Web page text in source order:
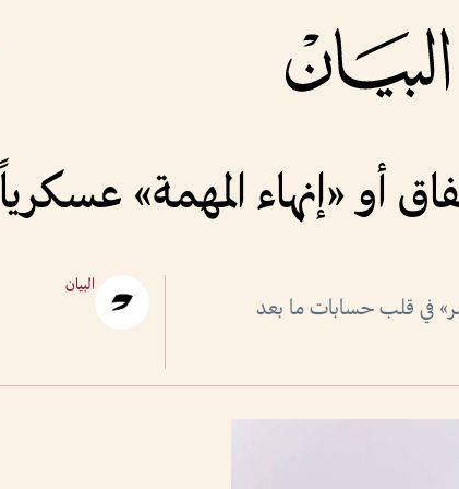
أو «إنهاء المهمة» عسكرياً
في قلب حسابات ما بعد
البيان